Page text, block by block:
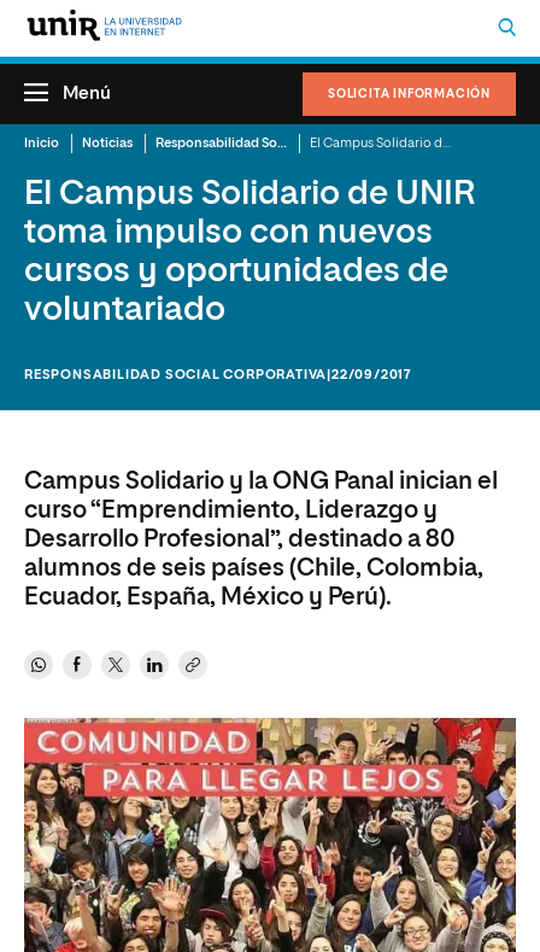
SOLICITA INFORMACIÓN
Menú
Inicio Noticias Responsabilidad Social Corporativa
El Campus Solidario de UNIR
toma impulso con nuevos
cursos y oportunidades de
voluntariado
RESPONSABILIDAD SOCIAL CORPORATIVA |22/09/2017
Campus Solidario y la ONG Panal inician el
curso “Emprendimiento, Liderazgo y
Desarrollo Profesional”, destinado a 80
alumnos de seis países (Chile, Colombia,
Ecuador, España, México y Perú).